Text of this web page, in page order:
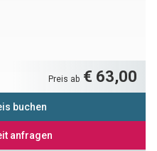
Preis ab € 63,00
buchen
anfragen